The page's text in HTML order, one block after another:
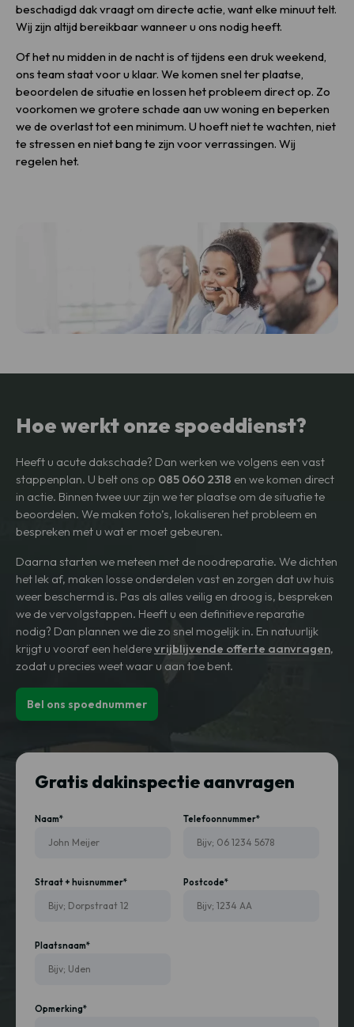
beschadigd dak vraagt om directe actie, want elke minuut telt.
Wij zijn altijd bereikbaar wanneer u ons nodig heeft.
Of het nu midden in de nacht is of tijdens een druk weekend,
ons team staat voor u klaar. We komen snel ter plaatse,
beoordelen de situatie en lossen het probleem direct op. Zo
voorkomen we grotere schade aan uw woning en beperken
we de overlast tot een minimum. U hoeft niet te wachten, niet
te stressen en niet bang te zijn voor verrassingen. Wij
regelen het.
Hoe werkt onze spoeddienst?
Heeft u acute dakschade? Dan werken we volgens een vast
stappenplan. U belt ons op 085 060 2318 en we komen direct
in actie. Binnen twee uur zijn we ter plaatse om de situatie te
beoordelen. We maken foto’s, lokaliseren het probleem en
bespreken met u wat er moet gebeuren.
Daarna starten we meteen met de noodreparatie. We dichten
het lek af, maken losse onderdelen vast en zorgen dat uw huis
weer beschermd is. Pas als alles veilig en droog is, bespreken
we de vervolgstappen. Heeft u een definitieve reparatie
nodig? Dan plannen we die zo snel mogelijk in. En natuurlijk
krijgt u vooraf een helderevrijblijvende offerte aanvragen,
zodat u precies weet waar u aan toe bent.
Bel ons spoednummer
Gratis dakinspectie aanvragen
Naam* Telefoonnummer*
Straat + huisnummer* Postcode*
Plaatsnaam*
Opmerking*